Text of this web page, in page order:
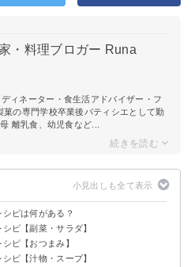
・料理ブロガー Runa
ィネーター・食生活アドバイザー・フ
菓の専門学校卒業後パティシエとして勤
離乳食、幼児食など...
ピは何がある？
ピ【副菜・サラダ】
分】
ラダ【10分】
15分】
分】
【5分】
ピ【おつまみ】
】
10分】
】
分】
ピ【汁物・スープ】